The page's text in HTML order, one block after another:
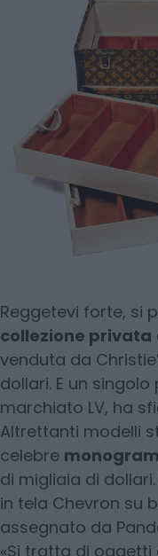
Reggetevi forte, si
collezione privata
venduta da
dollari. E un singolo
marchiato LV, ha
Altrettanti modelli
celebre
di migliaia di
in tela Chevron su
assegnato da
«Si tratta di